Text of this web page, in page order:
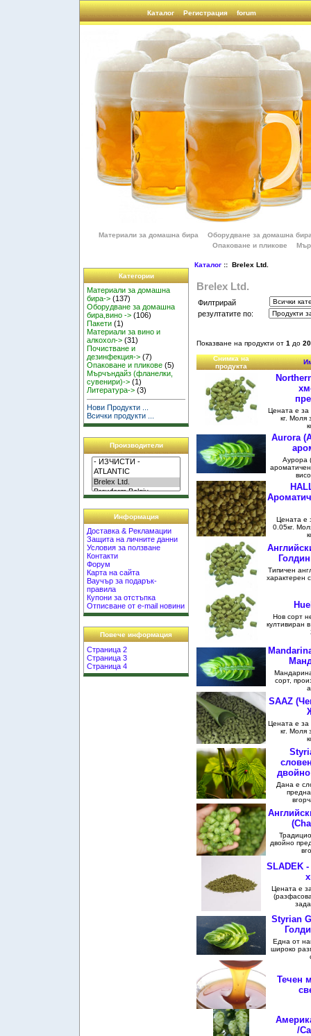
Каталог Регистрация forum
Материали за домашна бира
Оборудване за домашна
Опаковане и пликове
Категории
Материали за домашна
бира-> (137)
Оборудване за домашна
бира,вино -> (106)
Пакети (1)
Материали за вино и
алкохол-> (31)
Почистване и
дезинфекция-> (7)
Опаковане и пликове (5)
Мърчъндайз (фланелки,
сувенири)-> (1)
Литература-> (3)
Нови Продукти ...
Всички продукти ...
Производители
Информация
Доставка & Рекламации
Защита на личните данни
Условия за ползване
Контакти
Форум
Карта на сайта
Ваучър за подарък-
правила
Купони за отстъпка
Отписване от e-mail новини
Повече информация
Страница 2
Страница 3
Страница 4
Каталог:: Brelex Ltd.
Brelex Ltd.
Филтрирай
резултатите по:
Показване на продукти от 1 до 20
Снимка на
продукта
Цената е за
кг. Моля
Aurora
Аурора
ароматичен
Цената е
0.05кг.
Типичен
характерен
Нов сорт
култивиран
сорт,
SAAZ
Цената е за
кг. Моля
Дана е
двойно
SLADEK
Цената е
Styrian
Една от
широко
Течен
/